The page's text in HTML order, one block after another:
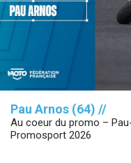
Pau Arnos (64) //
Au coeur du promo –
Promosport 2026